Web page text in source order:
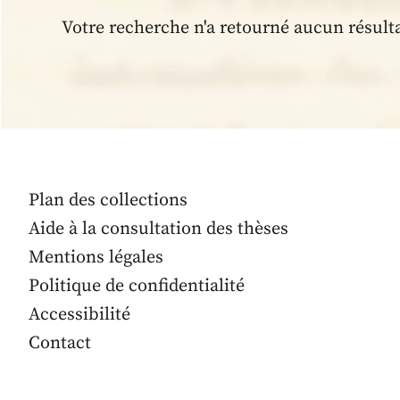
Votre recherche n'a retourné aucun
Plan des collections
Aide à la consultation des thèses
Mentions légales
Politique de confidentialité
Accessibilité
Contact